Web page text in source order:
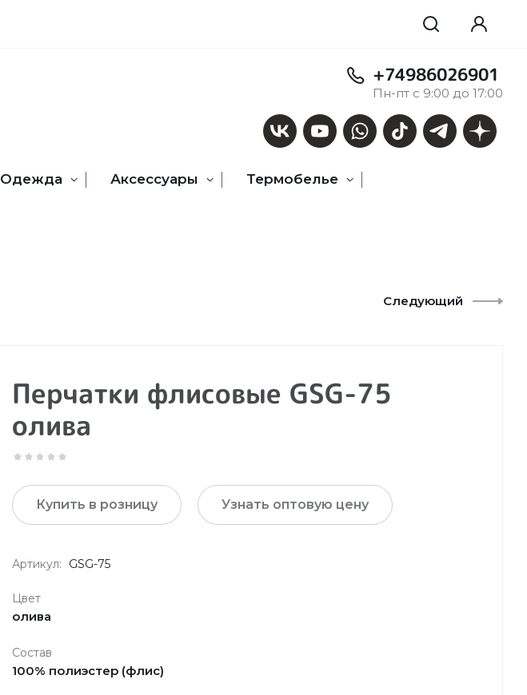
+74986026901
Пн-пт с 9:00 до 17:00
Одежда Аксессуары Термобелье
Следующий
Перчатки флисовые GSG-75
олива
Узнать оптовую цену
Купить в розницу
Артикул: GSG-75
Цвет
олива
Состав
100% полиэстер (флис)